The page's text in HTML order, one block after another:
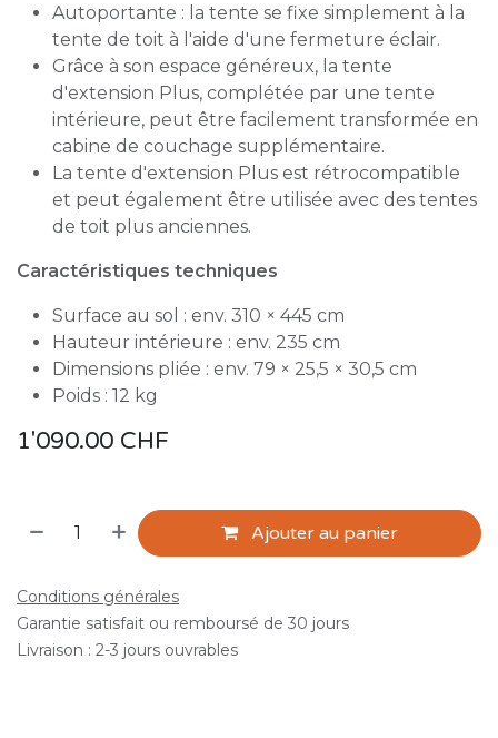
Autoportante : la tente se fixe simplement à la
tente de toit à l'aide d'une fermeture éclair.
Grâce à son espace généreux, la tente
d'extension Plus, complétée par une tente
intérieure, peut être facilement transformée en
cabine de couchage supplémentaire.
La tente d'extension Plus est rétrocompatible
et peut également être utilisée avec des tentes
de toit plus anciennes.
Caractéristiques techniques
Surface au sol : env. 310 × 445 cm
Hauteur intérieure : env. 235 cm
Dimensions pliée : env. 79 × 25,5 × 30,5 cm
Poids : 12 kg
1'090.00 CHF
Ajouter au panier
Conditions générales
Garantie satisfait ou remboursé de 30 jours
Livraison : 2-3 jours ouvrables